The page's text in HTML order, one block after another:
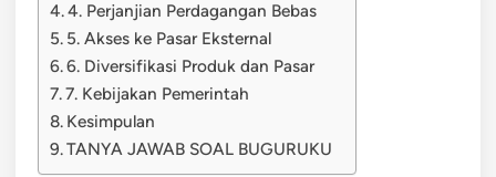
4. Perjanjian Perdagangan Bebas
5. Akses ke Pasar Eksternal
6. Diversifikasi Produk dan Pasar
7. Kebijakan Pemerintah
Kesimpulan
TANYA JAWAB SOAL BUGURUKU